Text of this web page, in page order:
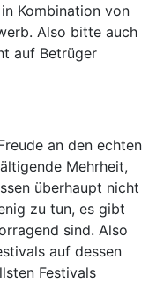
Kombination von
Also bitte auch
auf Betrüger
an den echten
Mehrheit,
überhaupt nicht
zu tun, es gibt
sind. Also
auf dessen
Festivals